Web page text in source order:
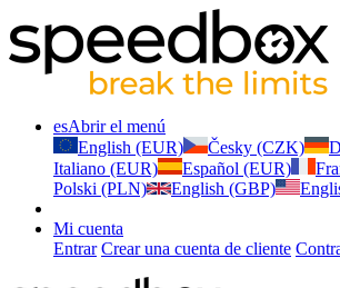
esAbrir el menú
English (EUR)
Česky (CZK)
Italiano (EUR)
Español (EUR)
Polski (PLN)
English (GBP)
Mi cuenta
Entrar Crear una cuenta de cliente